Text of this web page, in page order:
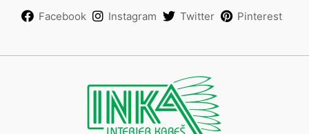
Facebook Instagram Twitter Pinterest